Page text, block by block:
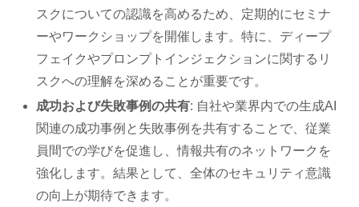
スクについての認識を高めるため、定期的にセミナ
ーやワークショップを開催します。特に、ディープ
フェイクやプロンプトインジェクションに関するリ
スクへの理解を深めることが重要です。
成功および失敗事例の共有: 自社や業界内での生成AI
関連の成功事例と失敗事例を共有することで、従業
員間での学びを促進し、情報共有のネットワークを
強化します。結果として、全体のセキュリティ意識
の向上が期待できます。